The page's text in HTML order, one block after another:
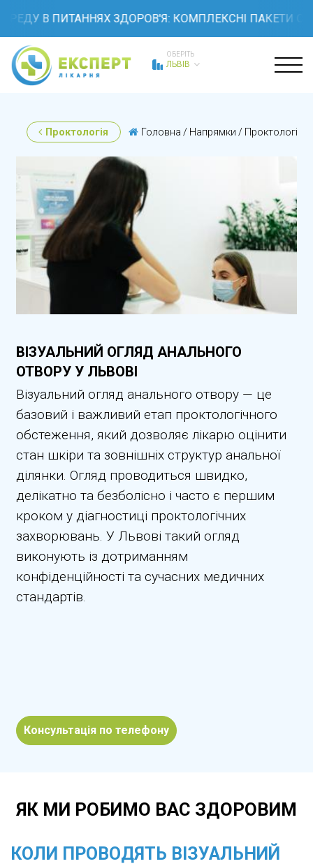
В ПИТАННЯХ ЗДОРОВ'Я: КОМПЛЕКСНІ ПАКЕТИ
ОБЕРІТЬ
ЛЬВІВ
Проктологія Головна / Напрямки / Проктологія
ВІЗУАЛЬНИЙ ОГЛЯД АНАЛЬНОГО
ОТВОРУ У ЛЬВОВІ
Візуальний огляд анального отвору — це
базовий і важливий етап проктологічного
обстеження, який дозволяє лікарю оцінити
стан шкіри та зовнішніх структур анальної
ділянки. Огляд проводиться швидко,
делікатно та безболісно і часто є першим
кроком у діагностиці проктологічних
захворювань. У Львові такий огляд
виконують із дотриманням
конфіденційності та сучасних медичних
стандартів.
Консультація по телефону
ЯК МИ РОБИМО ВАС ЗДОРОВИМ
КОЛИ ПРОВОДЯТЬ ВІЗУАЛЬНИЙ